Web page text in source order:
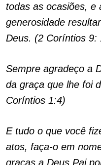
todas as ocasiões, e
generosidade
Deus. (2 Coríntios 9:
Sempre agradeço a
da graça que lhe foi
Coríntios 1:4)
E tudo o que você
atos, faça-o em
graças a Deus Pai